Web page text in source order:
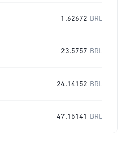
1.62672 BRL
23.5757 BRL
24.14152 BRL
47.15141 BRL